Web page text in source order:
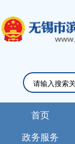
首页
政务服务